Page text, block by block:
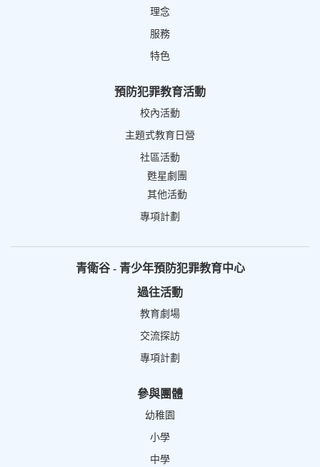
理念
服務
特色
預防犯罪教育活動
校內活動
主題式教育日營
社區活動
甦星劇團
其他活動
專項計劃
青衛谷 - 青少年預防犯罪教育中心
過往活動
教育劇場
交流探訪
專項計劃
參與團體
幼稚園
小學
中學